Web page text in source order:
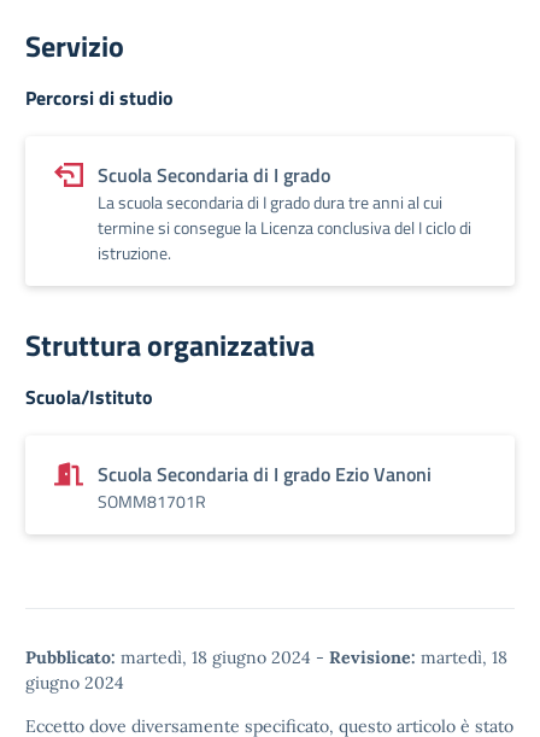
Servizio
Percorsi di studio
Scuola Secondaria di I grado
La scuola secondaria di I grado dura tre anni al cui
termine si consegue la Licenza conclusiva del I ciclo di
istruzione.
Struttura organizzativa
Scuola/Istituto
Scuola Secondaria di I grado Ezio Vanoni
SOMM81701R
Pubblicato: martedì, 18 giugno 2024 - Revisione: martedì, 18
giugno 2024
Eccetto dove diversamente specificato, questo articolo è stato